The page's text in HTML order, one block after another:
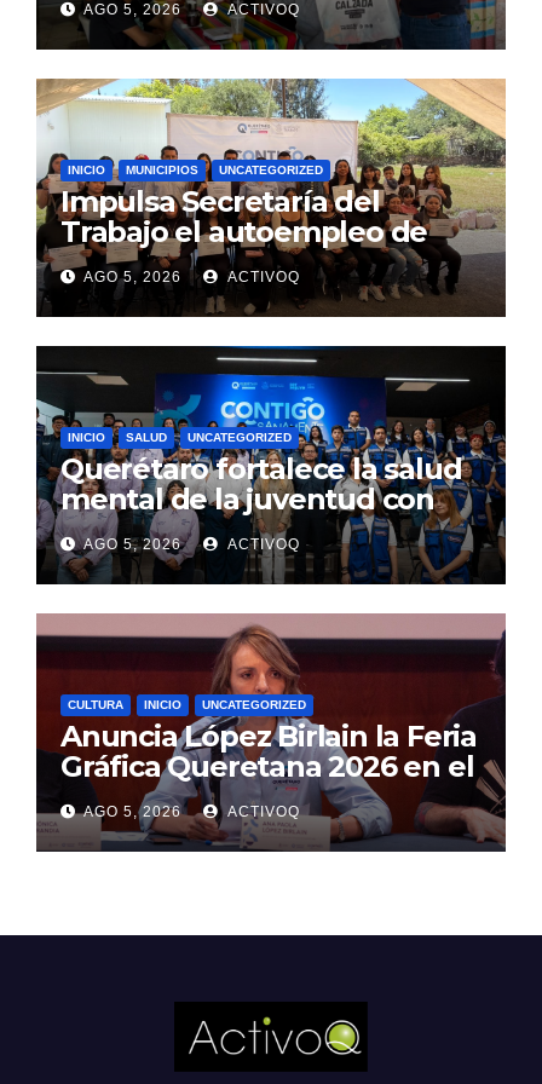
reconstrucción del PRI: Mario
Calzada
AGO 5, 2026 ACTIVOQ
INICIO MUNICIPIOS UNCATEGORIZED
Impulsa Secretaría del
Trabajo el autoempleo de
mujeres en Huimilpan
AGO 5, 2026 ACTIVOQ
INICIO SALUD UNCATEGORIZED
Querétaro fortalece la salud
mental de la juventud con
alcance estatal e impacto
internacional
AGO 5, 2026 ACTIVOQ
CULTURA INICIO UNCATEGORIZED
Anuncia López Birlain la Feria
Gráfica Queretana 2026 en el
CEART
AGO 5, 2026 ACTIVOQ